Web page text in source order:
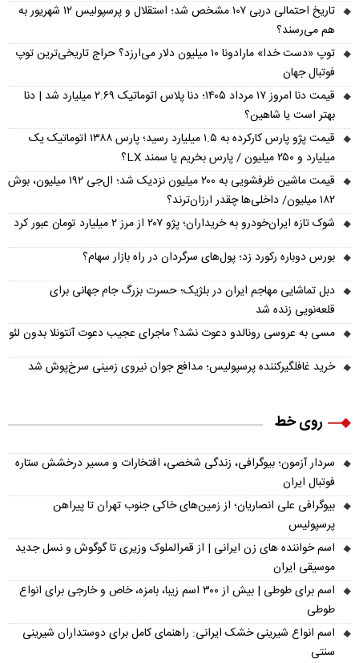
تاریخ احتمالی دربی ۱۰۷ مشخص شد؛ استقلال و پرسپولیس ۱۲ شهریور به
هم می‌رسند؟
توپ «دست خدا» مارادونا ۱۰ میلیون دلار می‌ارزد؟ حراج تاریخی‌ترین توپ
فوتبال جهان
قیمت دنا امروز ۱۷ مرداد ۱۴۰۵؛ دنا پلاس اتوماتیک ۲.۶۹ میلیارد شد | دنا
بهتر است یا شاهین؟
قیمت پژو پارس کارکرده به ۱.۵ میلیارد رسید؛ پارس ۱۳۸۸ اتوماتیک یک
میلیارد و ۲۵۰ میلیون / پارس بخریم یا سمند LX؟
قیمت ماشین ظرفشویی به ۲۰۰ میلیون نزدیک شد؛ ال‌جی ۱۹۲ میلیون، بوش
۱۸۲ میلیون/ داخلی‌ها چقدر ارزان‌ترند؟
شوک تازه ایران‌خودرو به خریداران؛ پژو ۲۰۷ از مرز ۲ میلیارد تومان عبور کرد
بورس دوباره رکورد زد؛ پول‌های سرگردان در راه بازار سهام؟
دبل تماشایی مهاجم ایران در بلژیک؛ حسرت بزرگ جام جهانی برای
قلعه‌نویی زنده شد
مسی به عروسی رونالدو دعوت نشد؟ ماجرای عجیب دعوت آنتونلا بدون لئو
خرید غافلگیرکننده پرسپولیس؛ مدافع جوان نیروی زمینی سرخ‌پوش شد
روی خط
سردار آزمون؛ بیوگرافی، زندگی شخصی، افتخارات و مسیر درخشش ستاره
فوتبال ایران
بیوگرافی علی انصاریان؛ از زمین‌های خاکی جنوب تهران تا پیراهن
پرسپولیس
اسم خواننده های زن ایرانی | از قمرالملوک وزیری تا گوگوش و نسل جدید
موسیقی ایران
اسم برای طوطی | بیش از ۳۰۰ اسم زیبا، بامزه، خاص و خارجی برای انواع
طوطی
اسم انواع شیرینی خشک ایرانی: راهنمای کامل برای دوستداران شیرینی
سنتی